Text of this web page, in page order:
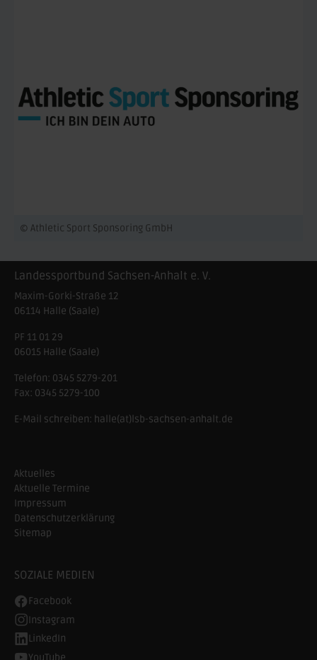
© Athletic Sport Sponsoring GmbH
Landessportbund Sachsen-Anhalt e. V.
Maxim-Gorki-Straße 12
06114 Halle (Saale)
PF 11 01 29
06015 Halle (Saale)
Telefon: 0345 5279-201
Fax: 0345 5279-100
E-Mail schreiben: halle(at)lsb-sachsen-anhalt.de
Aktuelles
Aktuelle Termine
Impressum
Datenschutzerklärung
Sitemap
SOZIALE MEDIEN
Facebook
Instagram
LinkedIn
YouTube